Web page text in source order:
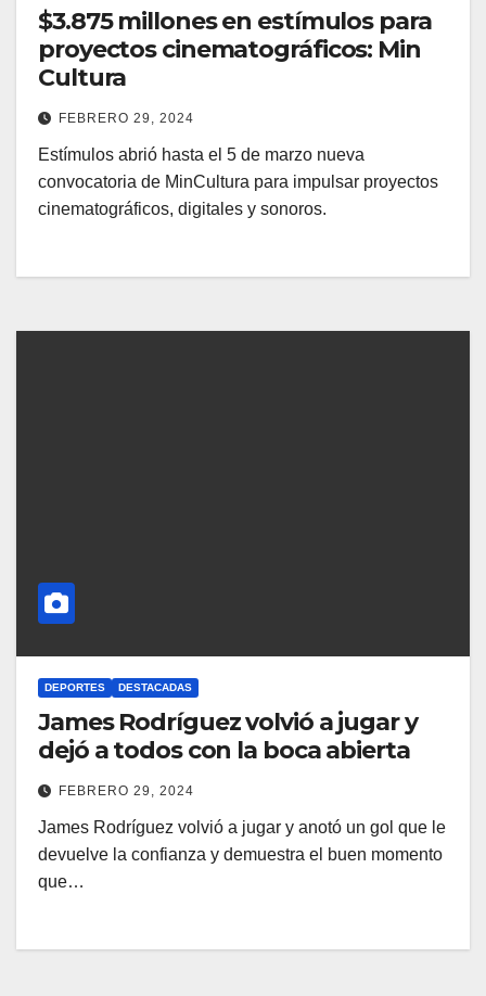
$3.875 millones en estímulos para
proyectos cinematográficos: Min
Cultura
FEBRERO 29, 2024
Estímulos abrió hasta el 5 de marzo nueva
convocatoria de MinCultura para impulsar proyectos
cinematográficos, digitales y sonoros.
DEPORTES DESTACADAS
James Rodríguez volvió a jugar y
dejó a todos con la boca abierta
FEBRERO 29, 2024
James Rodríguez volvió a jugar y anotó un gol que le
devuelve la confianza y demuestra el buen momento
que…